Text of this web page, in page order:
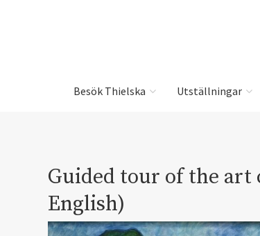
Besök Thielska Utställningar
Guided tour of the
English)